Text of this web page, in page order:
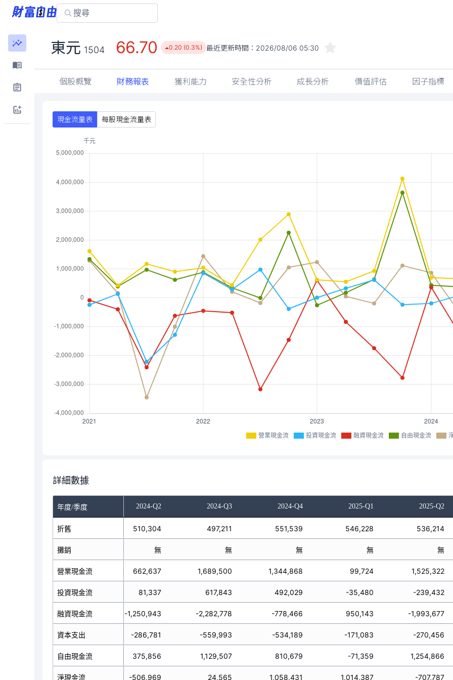
東元 1504 66.70 0.20 (0.3%) 最近更新時間： 2026/08/06 05:30
個股概覽 財務報表 獲利能力 安全性分析 成長分析 價值評估 因子指標
現金流量表 每股現金流量表
營業現金流 投資現金流 融資現金流 自由現金流
詳細數據
年度/季度
2024-Q1 2024-Q2 2024-Q3 2024-Q4 2025-Q1 2025-Q2
折舊
攤銷
營業現金流
投資現金流
融資現金流
資本支出
自由現金流
淨現金流
489,952 510,304 497,211 551,539 546,228 536,214
無 無 無 無 無
695,002 662,637 1,689,500 1,344,868 99,724 1,525,322
-193,839 81,337 617,843 492,029 -35,480 -239,432
360,367 -1,250,943 -2,282,778 -778,466 950,143 -1,993,677
-259,804 -286,781 -559,993 -534,189 -171,083 -270,456
435,198 375,856 1,129,507 810,679 -71,359 1,254,866
861,530 -506,969 24,565 1,058,431 1,014,387 -707,787